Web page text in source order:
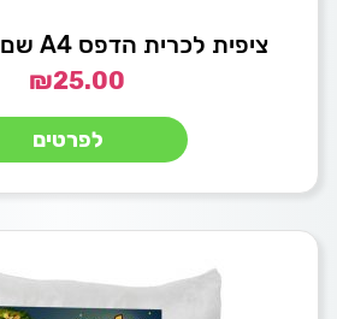
ציפית לכרית הדפס A4 שם שינה מתוקה
₪25.00
לפרטים